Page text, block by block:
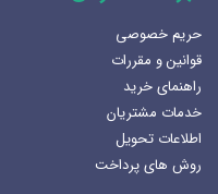
حریم خصوصی
قوانین و مقررات
راهنمای خرید
خدمات مشتریان
اطلاعات تحویل
روش های پرداخت